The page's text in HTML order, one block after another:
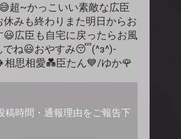
超~かっこいい素敵な広臣
みも終わりまた明日からお
広臣も自宅に戻ったらお風
でね😃おやすみ😴(^з^)-
思相愛💑臣たん💙/ゆか🌹
稿時間・通報理由をご報告下